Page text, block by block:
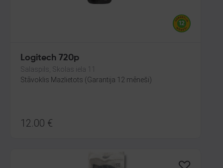
Logitech 720p
Salaspils, Skolas iela 11
Stāvoklis Mazlietots (Garantija 12 mēneši)
12.00 €